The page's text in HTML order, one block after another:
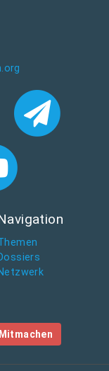
Mitmachen